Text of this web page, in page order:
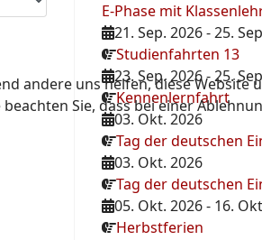
E-Phase mit
21. Sep. 2026-25.
Studienfahrten 13
23. Sep. 2026-25.
Kennenlernfahrt
03. Okt. 2026
Tag der deutschen
03. Okt. 2026
Tag der deutschen
05. Okt. 2026- 16.
Herbstferien
andere uns helfen, diese Website
Sie, dass bei einer